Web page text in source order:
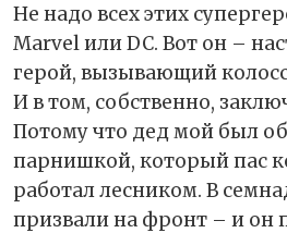
Не надо всех этих
Marvel или DC. Вот он –
герой, вызывающий
И в том, собственно,
Потому что дед мой был
парнишкой, который пас
работал лесником. В
призвали на фронт – и он